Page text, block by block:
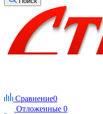
Сравнение0
Отложенные 0